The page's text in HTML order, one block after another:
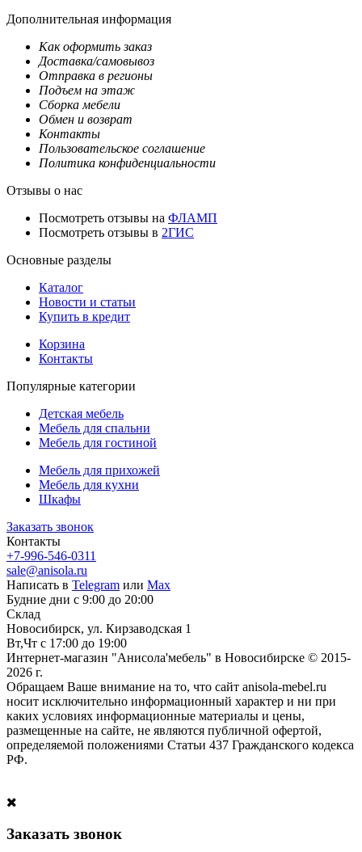
Дополнительная информация
Как оформить заказ
Доставка/самовывоз
Отправка в регионы
Подъем на этаж
Сборка мебели
Обмен и возврат
Контакты
Пользовательское соглашение
Политика конфиденциальности
Отзывы о нас
Посмотреть отзывы на ФЛАМП
Посмотреть отзывы в 2ГИС
Основные разделы
Каталог
Новости и статьи
Купить в кредит
Корзина
Контакты
Популярные категории
Детская мебель
Мебель для спальни
Мебель для гостиной
Мебель для прихожей
Мебель для кухни
Шкафы
Заказать звонок
Контакты
+7-996-546-0311
sale@anisola.ru
Написать в Telegram или Max
Будние дни с 9:00 до 20:00
Склад
Новосибирск, ул. Кирзаводская 1
Вт,Чт с 17:00 до 19:00
Интернет-магазин "Анисола'мебель" в Новосибирске © 2015-
2026 г.
Обращаем Ваше внимание на то, что сайт anisola-mebel.ru
носит исключительно информационный характер и ни при
каких условиях информационные материалы и цены,
размещенные на сайте, не являются публичной офертой,
определяемой положениями Статьи 437 Гражданского кодекса
РФ.
Заказать звонок